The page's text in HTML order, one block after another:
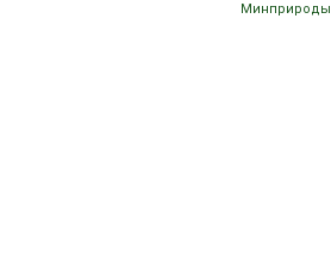
Минприроды